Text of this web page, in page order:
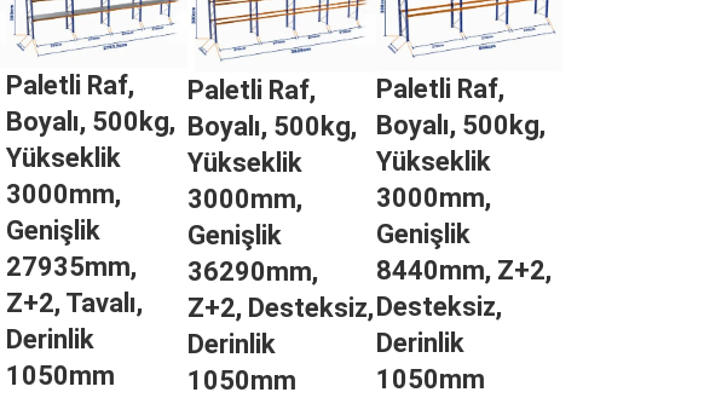
Paletli Raf,
Boyalı, 500kg,
Yükseklik
3000mm,
Genişlik
27935mm,
Z+2, Tavalı,
Derinlik
1050mm
Paletli Raf,
Boyalı, 500kg,
Yükseklik
3000mm,
Genişlik
36290mm,
Z+2, Desteksiz,
Derinlik
1050mm
Paletli Raf,
Boyalı, 500kg,
Yükseklik
3000mm,
Genişlik
8440mm, Z+2,
Desteksiz,
Derinlik
1050mm